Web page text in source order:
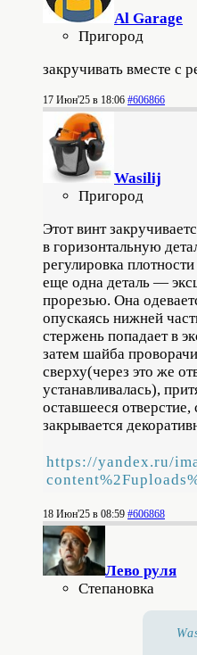
Al Garage
Пригород
закручивать вместе с
17 Июн'25 в 18:06 #606866
Wasilij
Пригород
Этот винт
в горизонтальную
регулировка
еще одна деталь —
прорезью. Она
опускаясь нижней
стержень попадает в
затем шайба
сверху(через это же
устанавливалась),
оставшееся
закрывается
https://yandex.ru/
18 Июн'25 в 08:59 #606868
Лево руля
Степановка